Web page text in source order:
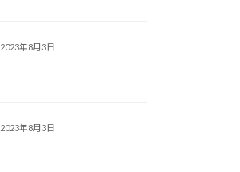
2023年8月3日
2023年8月3日